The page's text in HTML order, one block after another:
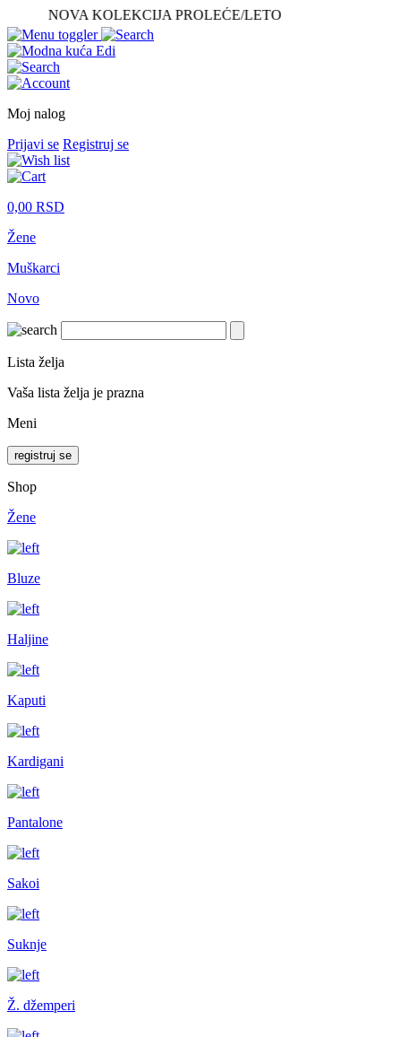
NOVA KOLEKCIJA PROLEĆE/LETO
Moj nalog
Prijavi se Registruj se
0,00 RSD
Žene
Muškarci
Novo
Lista želja
Vaša lista želja je prazna
Meni
registruj se
Shop
Žene
Bluze
Haljine
Kaputi
Kardigani
Pantalone
Sakoi
Suknje
Ž. džemperi